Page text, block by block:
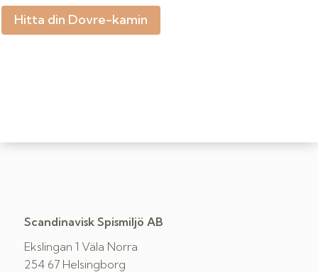
Hitta din Dovre-kamin
Scandinavisk Spismiljö AB
Ekslingan 1 Väla Norra
254 67 Helsingborg